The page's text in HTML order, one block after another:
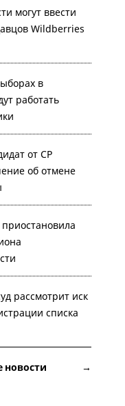
могут ввести
Wildberries
в
работать
от СР
об отмене
рассмотрит иск
списка
новости →